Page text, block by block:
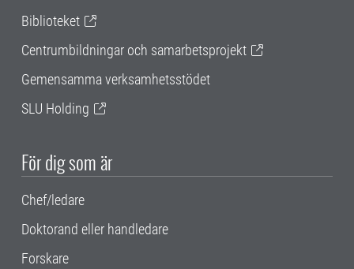
Biblioteket
Centrumbildningar och samarbetsprojekt
Gemensamma verksamhetsstödet
SLU Holding
För dig som är
Chef/ledare
Doktorand eller handledare
Forskare